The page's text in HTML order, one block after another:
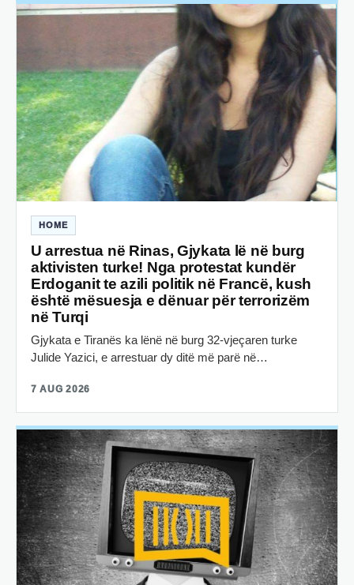
HOME
U arrestua në Rinas, Gjykata lë në burg
aktivisten turke! Nga protestat kundër
Erdoganit te azili politik në Francë, kush
është mësuesja e dënuar për terrorizëm
në Turqi
Gjykata e Tiranës ka lënë në burg 32-vjeçaren turke
Julide Yazici, e arrestuar dy ditë më parë në…
7 AUG 2026